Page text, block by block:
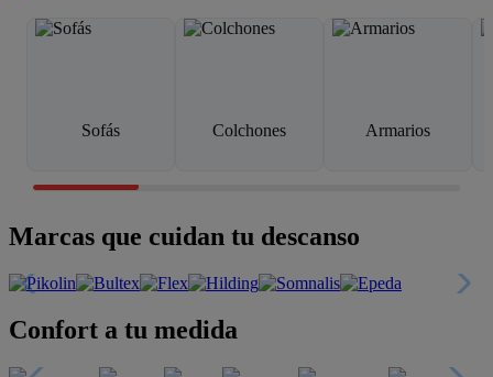
Sofás Colchones Armarios
Marcas que cuidan tu descanso
Confort a tu medida